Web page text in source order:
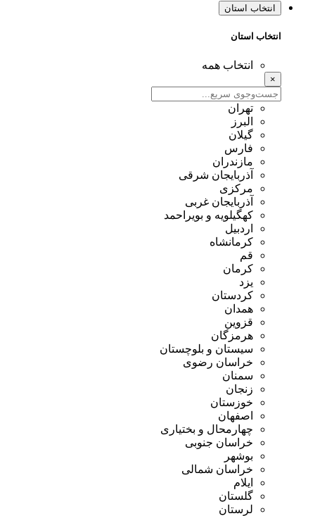
انتخاب استان
انتخاب استان
انتخاب همه
×
تهران
البرز
گیلان
فارس
مازندران
آذربایجان شرقی
مرکزی
آذربایجان غربی
کهگیلویه و بویراحمد
اردبیل
کرمانشاه
قم
کرمان
یزد
کردستان
همدان
قزوین
هرمزگان
سیستان و بلوچستان
خراسان رضوی
سمنان
زنجان
خوزستان
اصفهان
چهارمحال و بختیاری
خراسان جنوبی
بوشهر
خراسان شمالی
ایلام
گلستان
لرستان